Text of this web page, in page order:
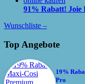
91% Rabatt! Joie
Wunschliste –
Top Angebote
19%
Pro